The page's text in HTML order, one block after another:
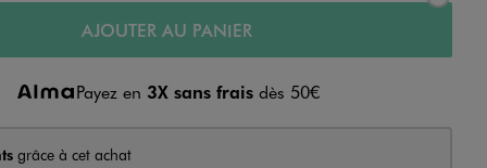
AJOUTER AU PANIER
Payez en 3X sans fraisdès 50€
grâce à cet achat